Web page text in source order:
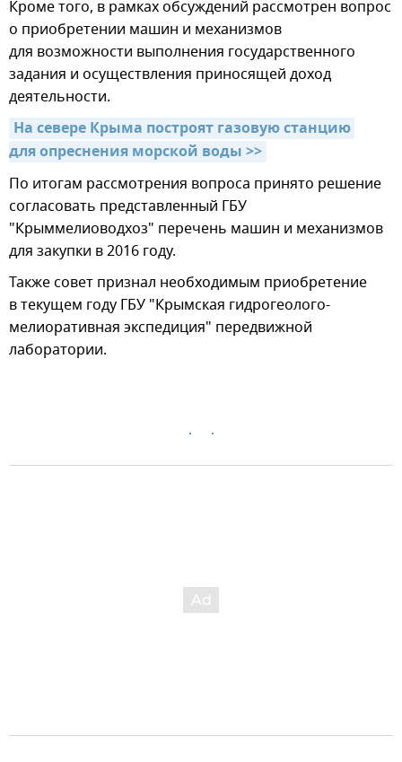
Кроме того, в рамках обсуждений рассмотрен вопрос
о приобретении машин и механизмов
для возможности выполнения государственного
задания и осуществления приносящей доход
деятельности.
На севере Крыма построят газовую станцию
для опреснения морской воды >>
По итогам рассмотрения вопроса принято решение
согласовать представленный ГБУ
"Крыммелиоводхоз" перечень машин и механизмов
для закупки в 2016 году.
Также совет признал необходимым приобретение
в текущем году ГБУ "Крымская гидрогеолого-
мелиоративная экспедиция" передвижной
лаборатории.